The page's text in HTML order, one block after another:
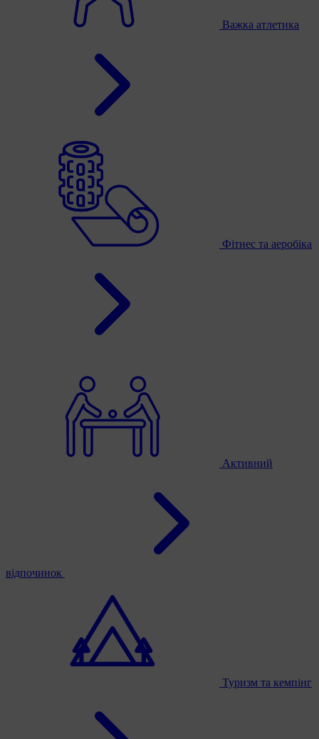
Важка атлетика
Фітнес та аеробіка
Активний
відпочинок
Туризм та кемпінг